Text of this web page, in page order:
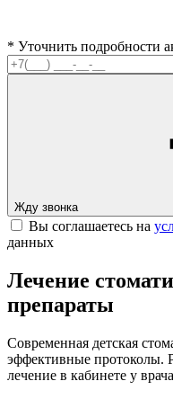
* Уточнить подробности
Жду звонка
Вы соглашаетесь на
данных
Лечение
препараты
Современная детская
эффективные протоколы.
лечение в кабинете у